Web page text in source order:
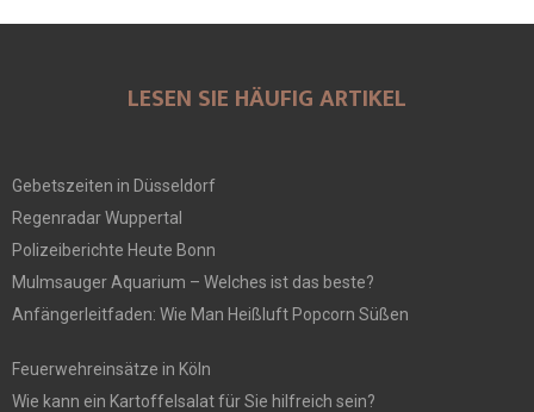
LESEN SIE HÄUFIG ARTIKEL
Gebetszeiten in Düsseldorf
Regenradar Wuppertal
Polizeiberichte Heute Bonn
Mulmsauger Aquarium – Welches ist das beste?
Anfängerleitfaden: Wie Man Heißluft Popcorn Süßen
Feuerwehreinsätze in Köln
Wie kann ein Kartoffelsalat für Sie hilfreich sein?